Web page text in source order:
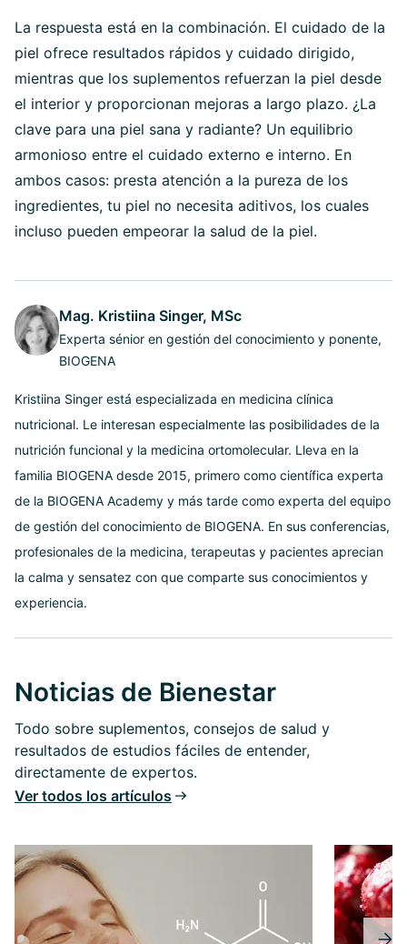
La respuesta está en la combinación. El cuidado de la
piel ofrece resultados rápidos y cuidado dirigido,
mientras que los suplementos refuerzan la piel desde
el interior y proporcionan mejoras a largo plazo. ¿La
clave para una piel sana y radiante? Un equilibrio
armonioso entre el cuidado externo e interno. En
ambos casos: presta atención a la pureza de los
ingredientes, tu piel no necesita aditivos, los cuales
incluso pueden empeorar la salud de la piel.
Mag. Kristiina Singer, MSc
Experta sénior en gestión del conocimiento y ponente,
BIOGENA
Kristiina Singer está especializada en medicina clínica
nutricional. Le interesan especialmente las posibilidades de la
nutrición funcional y la medicina ortomolecular. Lleva en la
familia BIOGENA desde 2015, primero como científica experta
de la BIOGENA Academy y más tarde como experta del equipo
de gestión del conocimiento de BIOGENA. En sus conferencias,
profesionales de la medicina, terapeutas y pacientes aprecian
la calma y sensatez con que comparte sus conocimientos y
experiencia.
Noticias de Bienestar
Todo sobre suplementos, consejos de salud y
resultados de estudios fáciles de entender,
directamente de expertos.
Ver todos los artículos